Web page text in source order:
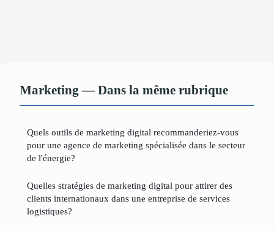
Marketing — Dans la même rubrique
Quels outils de marketing digital recommanderiez-vous
pour une agence de marketing spécialisée dans le secteur
de l'énergie?
Quelles stratégies de marketing digital pour attirer des
clients internationaux dans une entreprise de services
logistiques?